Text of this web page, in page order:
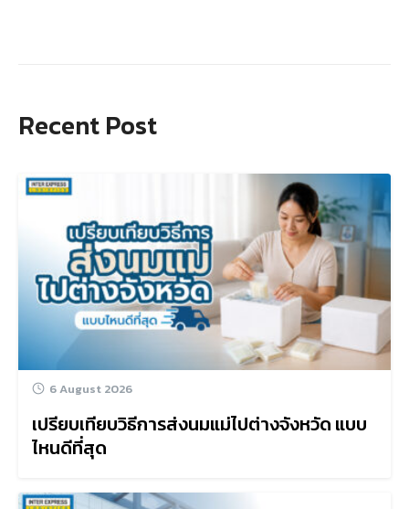
Recent Post
6 August 2026
เปรียบเทียบวิธีการส่งนมแม่ไปต่างจังหวัด แบบ
ไหนดีที่สุด